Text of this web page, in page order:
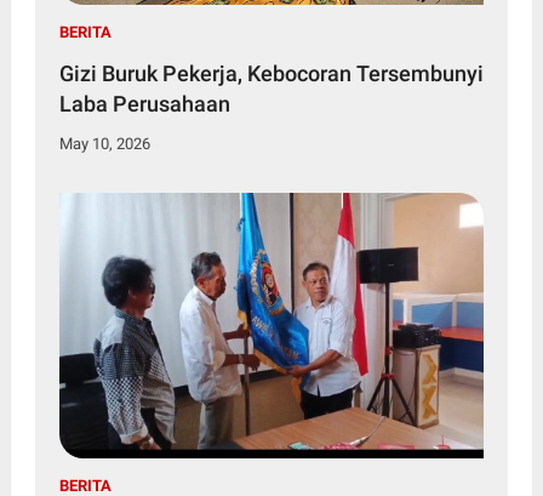
BERITA
Gizi Buruk Pekerja, Kebocoran Tersembunyi
Laba Perusahaan
May 10, 2026
BERITA